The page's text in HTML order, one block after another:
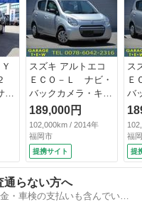
ポ
ス
シ
スズキ アルトエコ
ＥＣＯ－Ｌ ナビ・
バックカメラ・キー
レス・アイドリング
ストップ （検9.6）
189,000円
102,000km / 2014年
福岡市
提携サイト
ス
Ｅ
バ
レ
ス
福
提
通らない方へ
・車検の支払いも含んでいる